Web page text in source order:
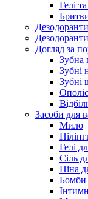
Гелі
Догляд за
Зубна
Зубні
Зубні
Засоби для
Мило
Гелі
Сіль
Піна
Бомби